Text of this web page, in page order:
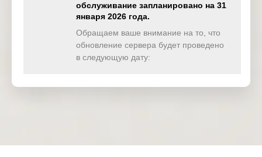
обслуживание запланировано на 31
января 2026 года.
Обращаем ваше внимание на то, что
обновление сервера будет проведено
в следующую дату: